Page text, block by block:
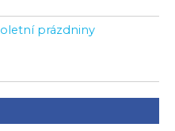
prázdniny